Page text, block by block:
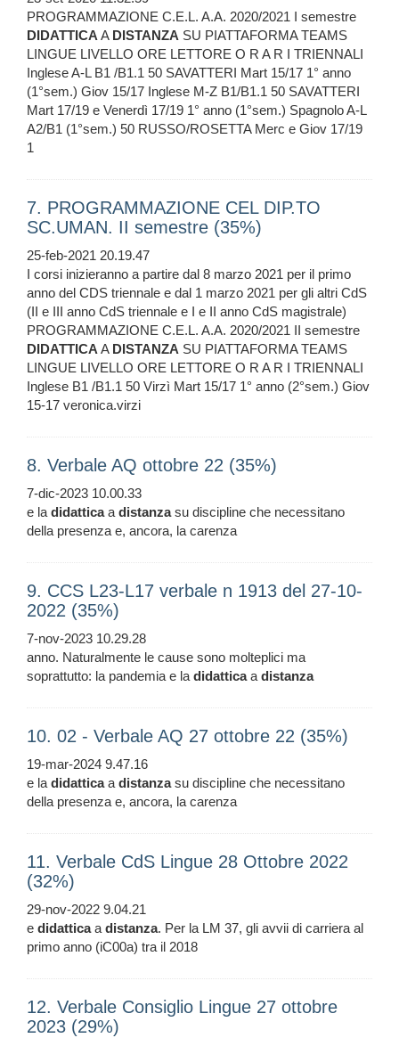
PROGRAMMAZIONE C.E.L. A.A. 2020/2021 I semestre
DIDATTICAA DISTANZA SU PIATTAFORMA TEAMS
LINGUE LIVELLO ORE LETTORE O R A R I TRIENNALI
Inglese A-L B1 /B1.1 50 SAVATTERI Mart 15/17 1° anno
(1°sem.) Giov 15/17 Inglese M-Z B1/B1.1 50 SAVATTERI
Mart 17/19 e Venerdì 17/19 1° anno (1°sem.) Spagnolo A-L
A2/B1 (1°sem.) 50 RUSSO/ROSETTA Merc e Giov 17/19
1
7. PROGRAMMAZIONE CEL DIP.TO
SC.UMAN. II semestre (35%)
25-feb-2021 20.19.47
I corsi inizieranno a partire dal 8 marzo 2021 per il primo
anno del CDS triennale e dal 1 marzo 2021 per gli altri CdS
(II e III anno CdS triennale e I e II anno CdS magistrale)
PROGRAMMAZIONE C.E.L. A.A. 2020/2021 II semestre
DIDATTICAA DISTANZA SU PIATTAFORMA TEAMS
LINGUE LIVELLO ORE LETTORE O R A R I TRIENNALI
Inglese B1 /B1.1 50 Virzì Mart 15/17 1° anno (2°sem.) Giov
15-17 veronica.virzi
8. Verbale AQ ottobre 22 (35%)
7-dic-2023 10.00.33
e ladidatticaadistanzasu discipline che necessitano
della presenza e, ancora, la carenza
9. CCS L23-L17 verbale n 1913 del 27-10-
2022 (35%)
7-nov-2023 10.29.28
anno. Naturalmente le cause sono molteplici ma
soprattutto: la pandemia e ladidatticaadistanza
10. 02 - Verbale AQ 27 ottobre 22 (35%)
19-mar-2024 9.47.16
e ladidatticaadistanzasu discipline che necessitano
della presenza e, ancora, la carenza
11. Verbale CdS Lingue 28 Ottobre 2022
(32%)
29-nov-2022 9.04.21
e didatticaadistanza. Per la LM 37, gli avvii di carriera al
primo anno (iC00a) tra il 2018
12. Verbale Consiglio Lingue 27 ottobre
2023 (29%)